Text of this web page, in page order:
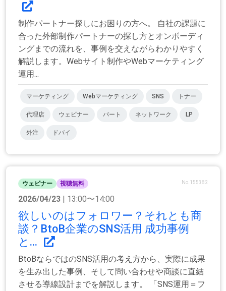
制作パートナー探しにお困りの方へ。 自社の課題に
合った外部制作パートナーの探し方とオンボーディ
ングまでの流れを、事例を交えながらわかりやすく
解説します。Webサイト制作やWebマーケティング
運用...
マーケティング Webマーケティング SNS トナー
代理店 ウェビナー パート ネットワーク LP
外注 ドバイ
ウェビナー 視聴無料 No.155382
2026/04/23 | 13:00〜14:00
欲しいのはフォロワー？それとも商
談？BtoB企業のSNS活用 成功事例
と...
BtoBならではのSNS活用の考え方から、実際に成果
を生み出した事例、そして問い合わせや商談に直結
させる導線設計までを解説します。 「SNS運用＝フ